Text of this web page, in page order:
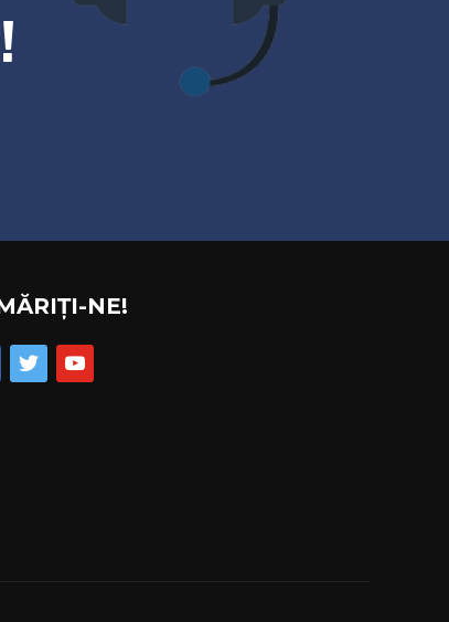
NE!
twitteryoutube